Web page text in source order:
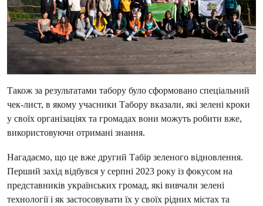
Також за результатами табору було сформовано спеціальний
чек-лист, в якому учасники Табору вказали, які зелені кроки
у своїх організаціях та громадах вони можуть робити вже,
використовуючи отримані знання.
Нагадаємо, що це вже другий Табір зеленого відновлення.
Перший захід відбувся у серпні 2023 року із фокусом на
представників українських громад, які вивчали зелені
технології і як застосовувати їх у своїх рідних містах та